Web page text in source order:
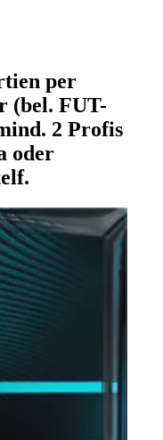
per
(bel. FUT-
2 Profis
oder